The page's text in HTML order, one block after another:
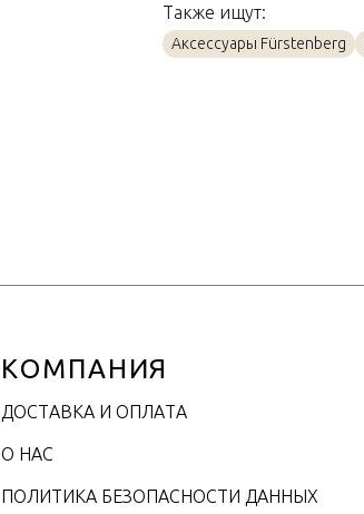
Материал
Объем / Размер
Также ищут:
Аксессуары Fürstenberg
КОМПАНИЯ
ДОСТАВКА И ОПЛАТА
О НАС
ПОЛИТИКА БЕЗОПАСНОСТИ ДАННЫХ